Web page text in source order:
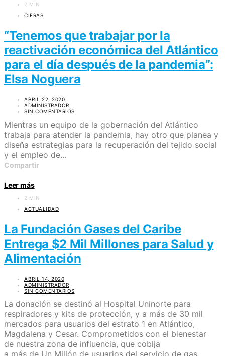
2 MIN
CIFRAS
“Tenemos que trabajar por la
reactivación económica del Atlántico
para el día después de la pandemia”:
Elsa Noguera
ABRIL 22, 2020
ADMINISTRADOR
SIN COMENTARIOS
Mientras un equipo de la gobernación del Atlántico
trabaja para atender la pandemia, hay otro que planea y
diseña estrategias para la recuperación del tejido social
y el empleo de…
Compartir
Leer más
2 MIN
ACTUALIDAD
La Fundación Gases del Caribe
Entrega $2 Mil Millones para Salud y
Alimentación
ABRIL 14, 2020
ADMINISTRADOR
SIN COMENTARIOS
La donación se destinó al Hospital Uninorte para
respiradores y kits de protección, y a más de 30 mil
mercados para usuarios del estrato 1 en Atlántico,
Magdalena y Cesar. Comprometidos con el bienestar
de nuestra zona de influencia, que cobija
a más de Un Millón de usuarios del servicio de gas